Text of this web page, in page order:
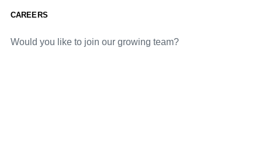
CAREERS
Would you like to join our growing team?